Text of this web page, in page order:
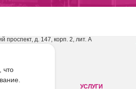
проспект, д. 147, корп. 2, лит. А
УСЛУГИ
что